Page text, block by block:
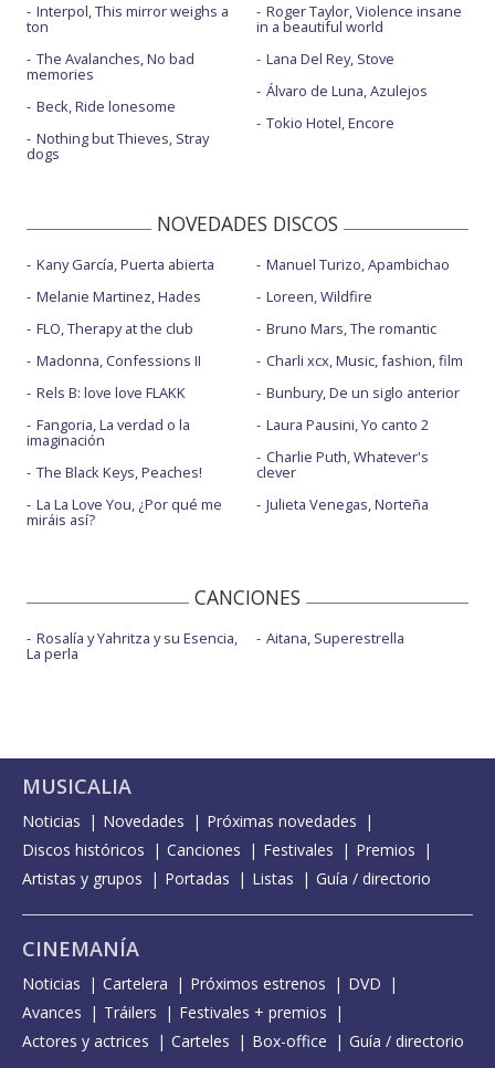
Interpol, This mirror weighs a
ton
The Avalanches, No bad
memories
Beck, Ride lonesome
Nothing but Thieves, Stray
dogs
Roger Taylor, Violence insane
in a beautiful world
Lana Del Rey, Stove
Álvaro de Luna, Azulejos
Tokio Hotel, Encore
NOVEDADES DISCOS
Kany García, Puerta abierta
Melanie Martinez, Hades
FLO, Therapy at the club
Madonna, Confessions II
Rels B: love love FLAKK
Fangoria, La verdad o la
imaginación
The Black Keys, Peaches!
La La Love You, ¿Por qué me
miráis así?
Manuel Turizo, Apambichao
Loreen, Wildfire
Bruno Mars, The romantic
Charli xcx, Music, fashion, film
Bunbury, De un siglo anterior
Laura Pausini, Yo canto 2
Charlie Puth, Whatever's
clever
Julieta Venegas, Norteña
CANCIONES
Rosalía y Yahritza y su Esencia,
La perla
Aitana, Superestrella
MUSICALIA
Noticias Novedades
Próximas novedades
Discos históricos
Canciones Festivales
Premios
Artistas y grupos
Portadas Listas Guía / directorio
CINEMANÍA
Noticias Cartelera Próximos estrenos
DVD
Avances
Tráilers
Festivales + premios
Actores y actrices
Carteles Box-office Guía / directorio